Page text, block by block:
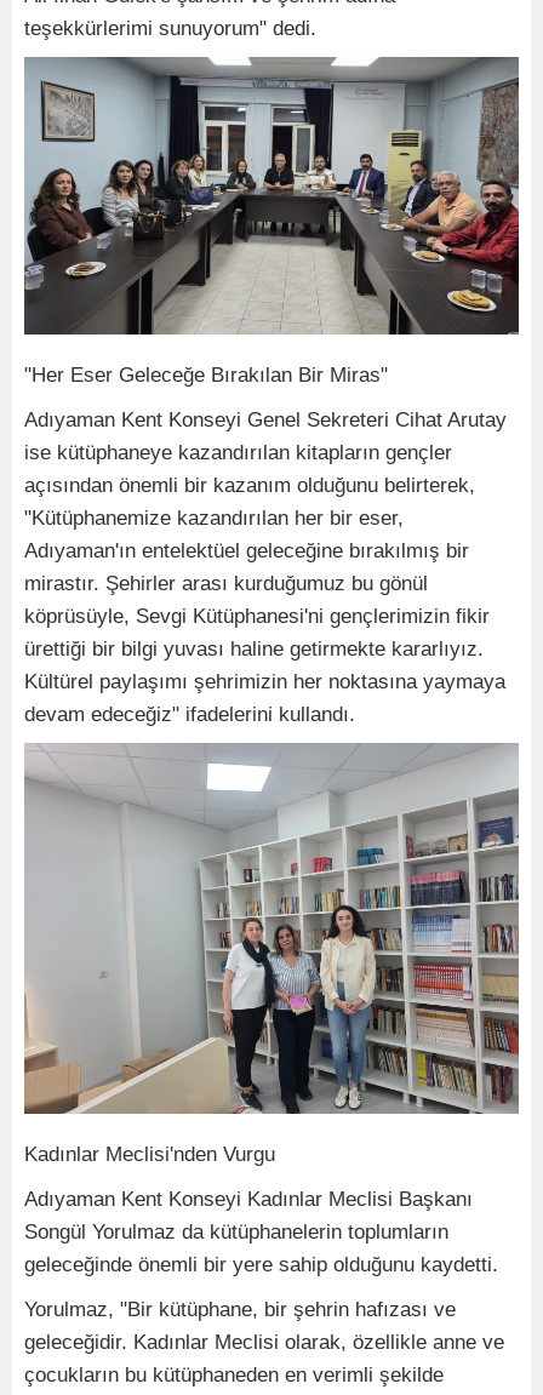
teşekkürlerimi sunuyorum" dedi.
"Her Eser Geleceğe Bırakılan Bir Miras"
Adıyaman Kent Konseyi Genel Sekreteri Cihat Arutay
ise kütüphaneye kazandırılan kitapların gençler
açısından önemli bir kazanım olduğunu belirterek,
"Kütüphanemize kazandırılan her bir eser,
Adıyaman'ın entelektüel geleceğine bırakılmış bir
mirastır. Şehirler arası kurduğumuz bu gönül
köprüsüyle, Sevgi Kütüphanesi'ni gençlerimizin fikir
ürettiği bir bilgi yuvası haline getirmekte kararlıyız.
Kültürel paylaşımı şehrimizin her noktasına yaymaya
devam edeceğiz" ifadelerini kullandı.
Kadınlar Meclisi'nden Vurgu
Adıyaman Kent Konseyi Kadınlar Meclisi Başkanı
Songül Yorulmaz da kütüphanelerin toplumların
geleceğinde önemli bir yere sahip olduğunu kaydetti.
Yorulmaz, "Bir kütüphane, bir şehrin hafızası ve
geleceğidir. Kadınlar Meclisi olarak, özellikle anne ve
çocukların bu kütüphaneden en verimli şekilde